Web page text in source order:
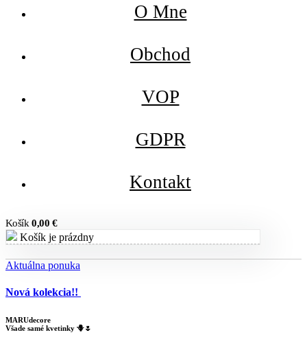
O Mne
Obchod
VOP
GDPR
Kontakt
Košík 0,00 €
Košík je prázdny
Aktuálna ponuka
Nová kolekcia!!
MARUdecore
Všade samé kvetinky 🪻🌷